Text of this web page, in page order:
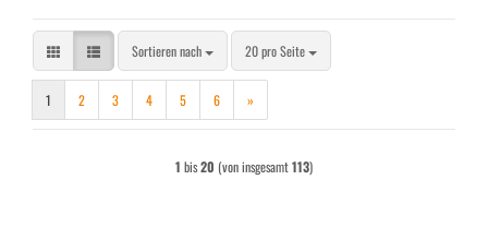
Sortieren nach
Sortieren nach 20 pro Seite
pro Seite
1 2 3 4 5 6 »
1 bis20 (von insgesamt113)